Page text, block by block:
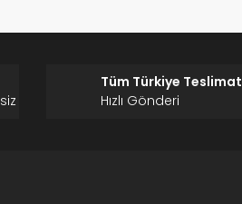
Tüm Türkiye Teslimat
Hızlı Gönderi